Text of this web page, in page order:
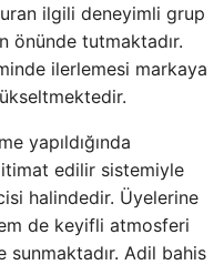
ilgili deneyimli grup
önünde tutmaktadır.
ilerlemesi markaya
yapıldığında
edilir sistemiyle
halindedir. Üyelerine
de keyifli atmosferi
sunmaktadır. Adil bahis